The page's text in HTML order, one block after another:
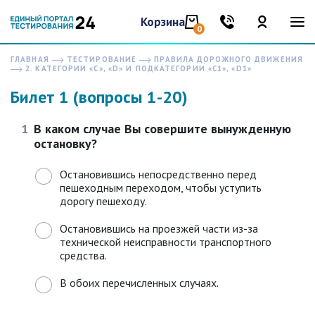
Корзина 0
ГЛАВНАЯ ТЕСТИРОВАНИЕ
ПРАВИЛА ДОРОЖНОГО ДВИЖЕНИЯ
2. КАТЕГОРИИ «C», «D» И ПОДКАТЕГОРИИ «C1», «D1»
Билет 1 (вопросы 1-20)
1 В каком случае Вы совершите вынужденную
остановку?
Остановившись непосредственно перед
пешеходным переходом, чтобы уступить
дорогу пешеходу.
Остановившись на проезжей части из-за
технической неисправности транспортного
средства.
В обоих перечисленных случаях.